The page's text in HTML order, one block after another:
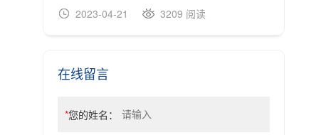
2023-04-21 3209 阅读
在线留言
*您的姓名：